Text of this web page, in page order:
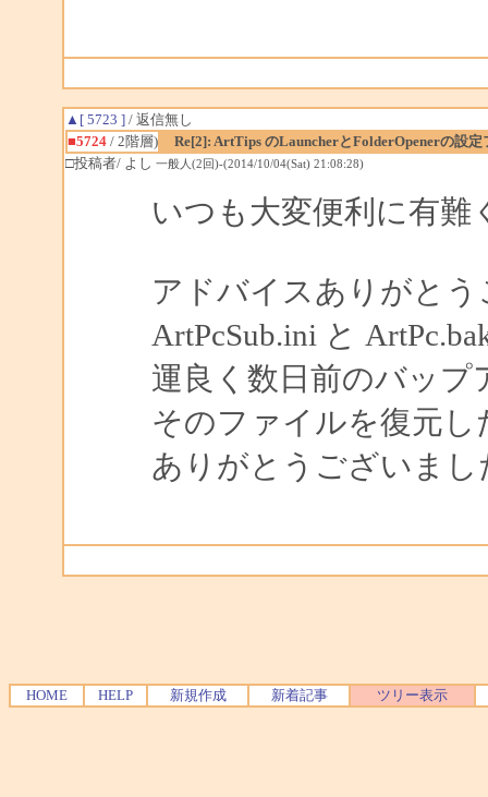
▲[ 5723 ]/ 返信無し
■5724/ 2階層)
Re[2]: ArtTips のLauncherとFolderOpenerの設
□投稿者/ よし 一般人(2回)-(2014/10/04(Sat) 21:08:28)
いつも大変便利に有
アドバイスありがと
ArtPcSub.ini と
運良く数日前のバップ
そのファイルを復元
ありがとうございまし
HOME HELP 新規作成 新着記事 ツリー表示